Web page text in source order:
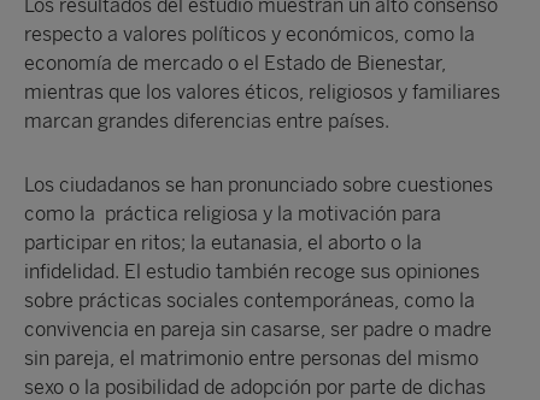
Los resultados del estudio muestran un alto consenso
respecto a valores políticos y económicos, como la
economía de mercado o el Estado de Bienestar,
mientras que los valores éticos, religiosos y familiares
marcan grandes diferencias entre países.
Los ciudadanos se han pronunciado sobre cuestiones
como la práctica religiosa y la motivación para
participar en ritos; la eutanasia, el aborto o la
infidelidad. El estudio también recoge sus opiniones
sobre prácticas sociales contemporáneas, como la
convivencia en pareja sin casarse, ser padre o madre
sin pareja, el matrimonio entre personas del mismo
sexo o la posibilidad de adopción por parte de dichas